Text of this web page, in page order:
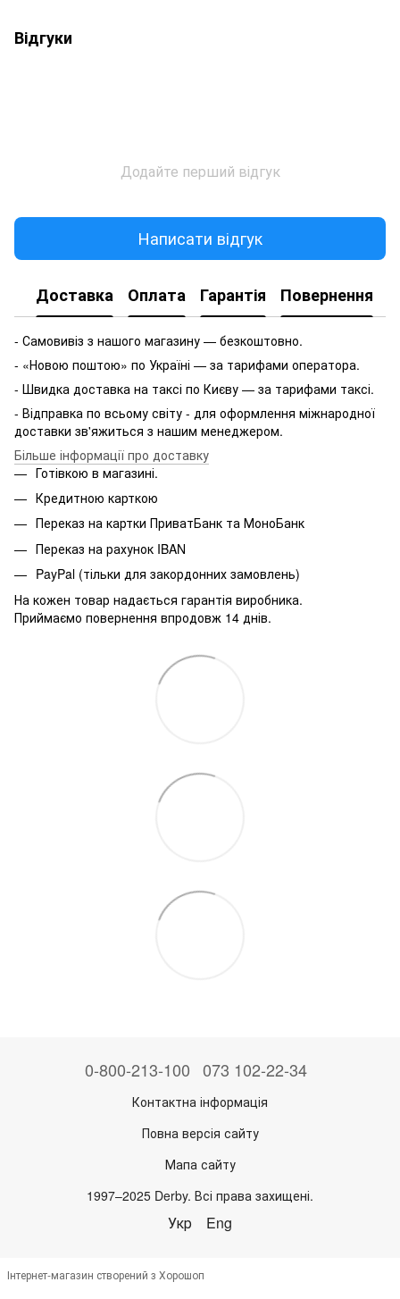
Відгуки
Додайте перший відгук
Написати відгук
Доставка Оплата Гарантія Повернення
- Самовивіз з нашого магазину — безкоштовно.
- «Новою поштою» по Україні — за тарифами оператора.
- Швидка доставка на таксі по Києву — за тарифами таксі.
- Відправка по всьому світу - для оформлення міжнародної
доставки зв'яжиться з нашим менеджером.
Більше інформації про доставку
Готівкою в магазині.
Кредитною карткою
Переказ на картки ПриватБанк та МоноБанк
Переказ на рахунок IBAN
PayPal (тільки для закордонних замовлень)
На кожен товар надається гарантія виробника.
Приймаємо повернення впродовж 14 днів.
0-800-213-100 073 102-22-34
Контактна інформація
Повна версія сайту
Мапа сайту
1997–2025 Derby. Всі права захищені.
Укр Eng
Інтернет-магазин створений з Хорошоп